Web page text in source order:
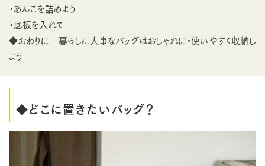
・あんこを詰めよう
・底板を入れて
◆おわりに｜暮らしに大事なバッグはおしゃれに・使いやすく収納し
よう
◆どこに置きたいバッグ？